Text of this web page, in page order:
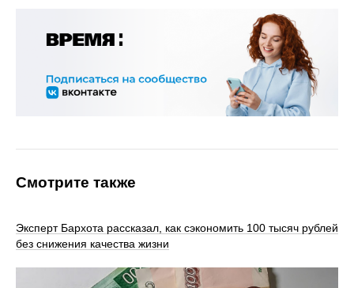
Смотрите также
Эксперт Бархота рассказал, как сэкономить 100 тысяч рублей
без снижения качества жизни